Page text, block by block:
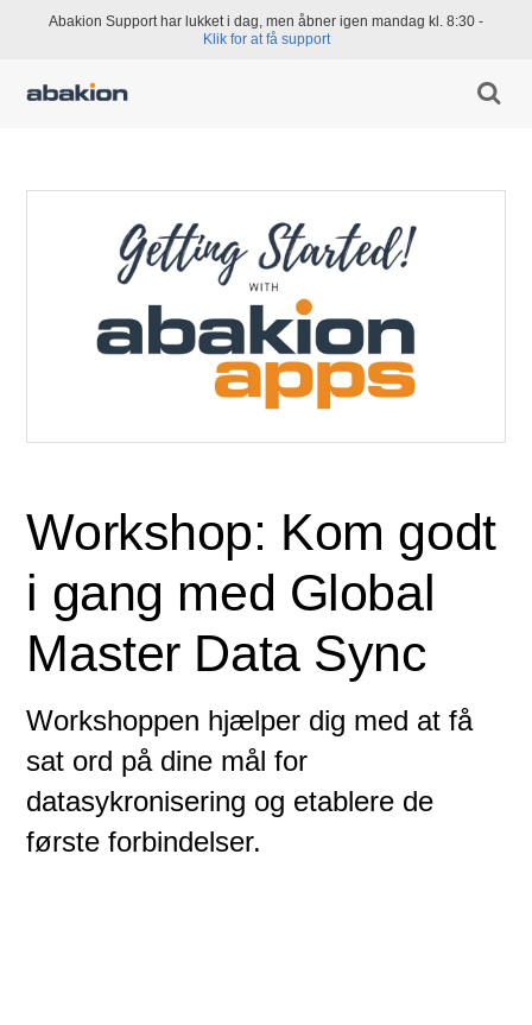
Abakion Support har lukket i dag, men åbner igen mandag kl. 8:30 -
Klik for at få support
Workshop: Kom godt
i gang med Global
Master Data Sync
Workshoppen hjælper dig med at få
sat ord på dine mål for
datasykronisering og etablere de
første forbindelser.